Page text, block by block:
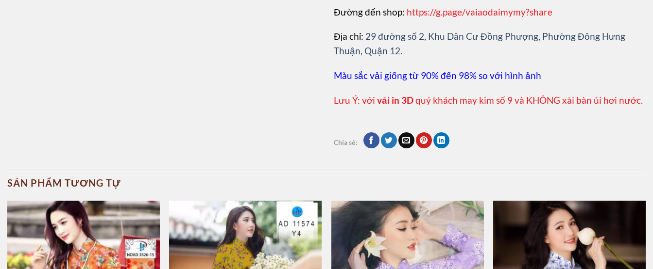
Đường đến shop: https://g.page/vaiaodaimymy?share
Địa chỉ: 29 đường số 2, Khu Dân Cư Đồng Phượng, Phường Đông Hưng
Thuận, Quận 12.
Màu sắc vải giống từ 90% đến 98% so với hình ảnh
Lưu Ý: với vải in 3Dquý khách may kim số 9 và KHÔNG xài bàn ủi hơi nước.
Chia sẻ:
SẢN PHẨM TƯƠNG TỰ